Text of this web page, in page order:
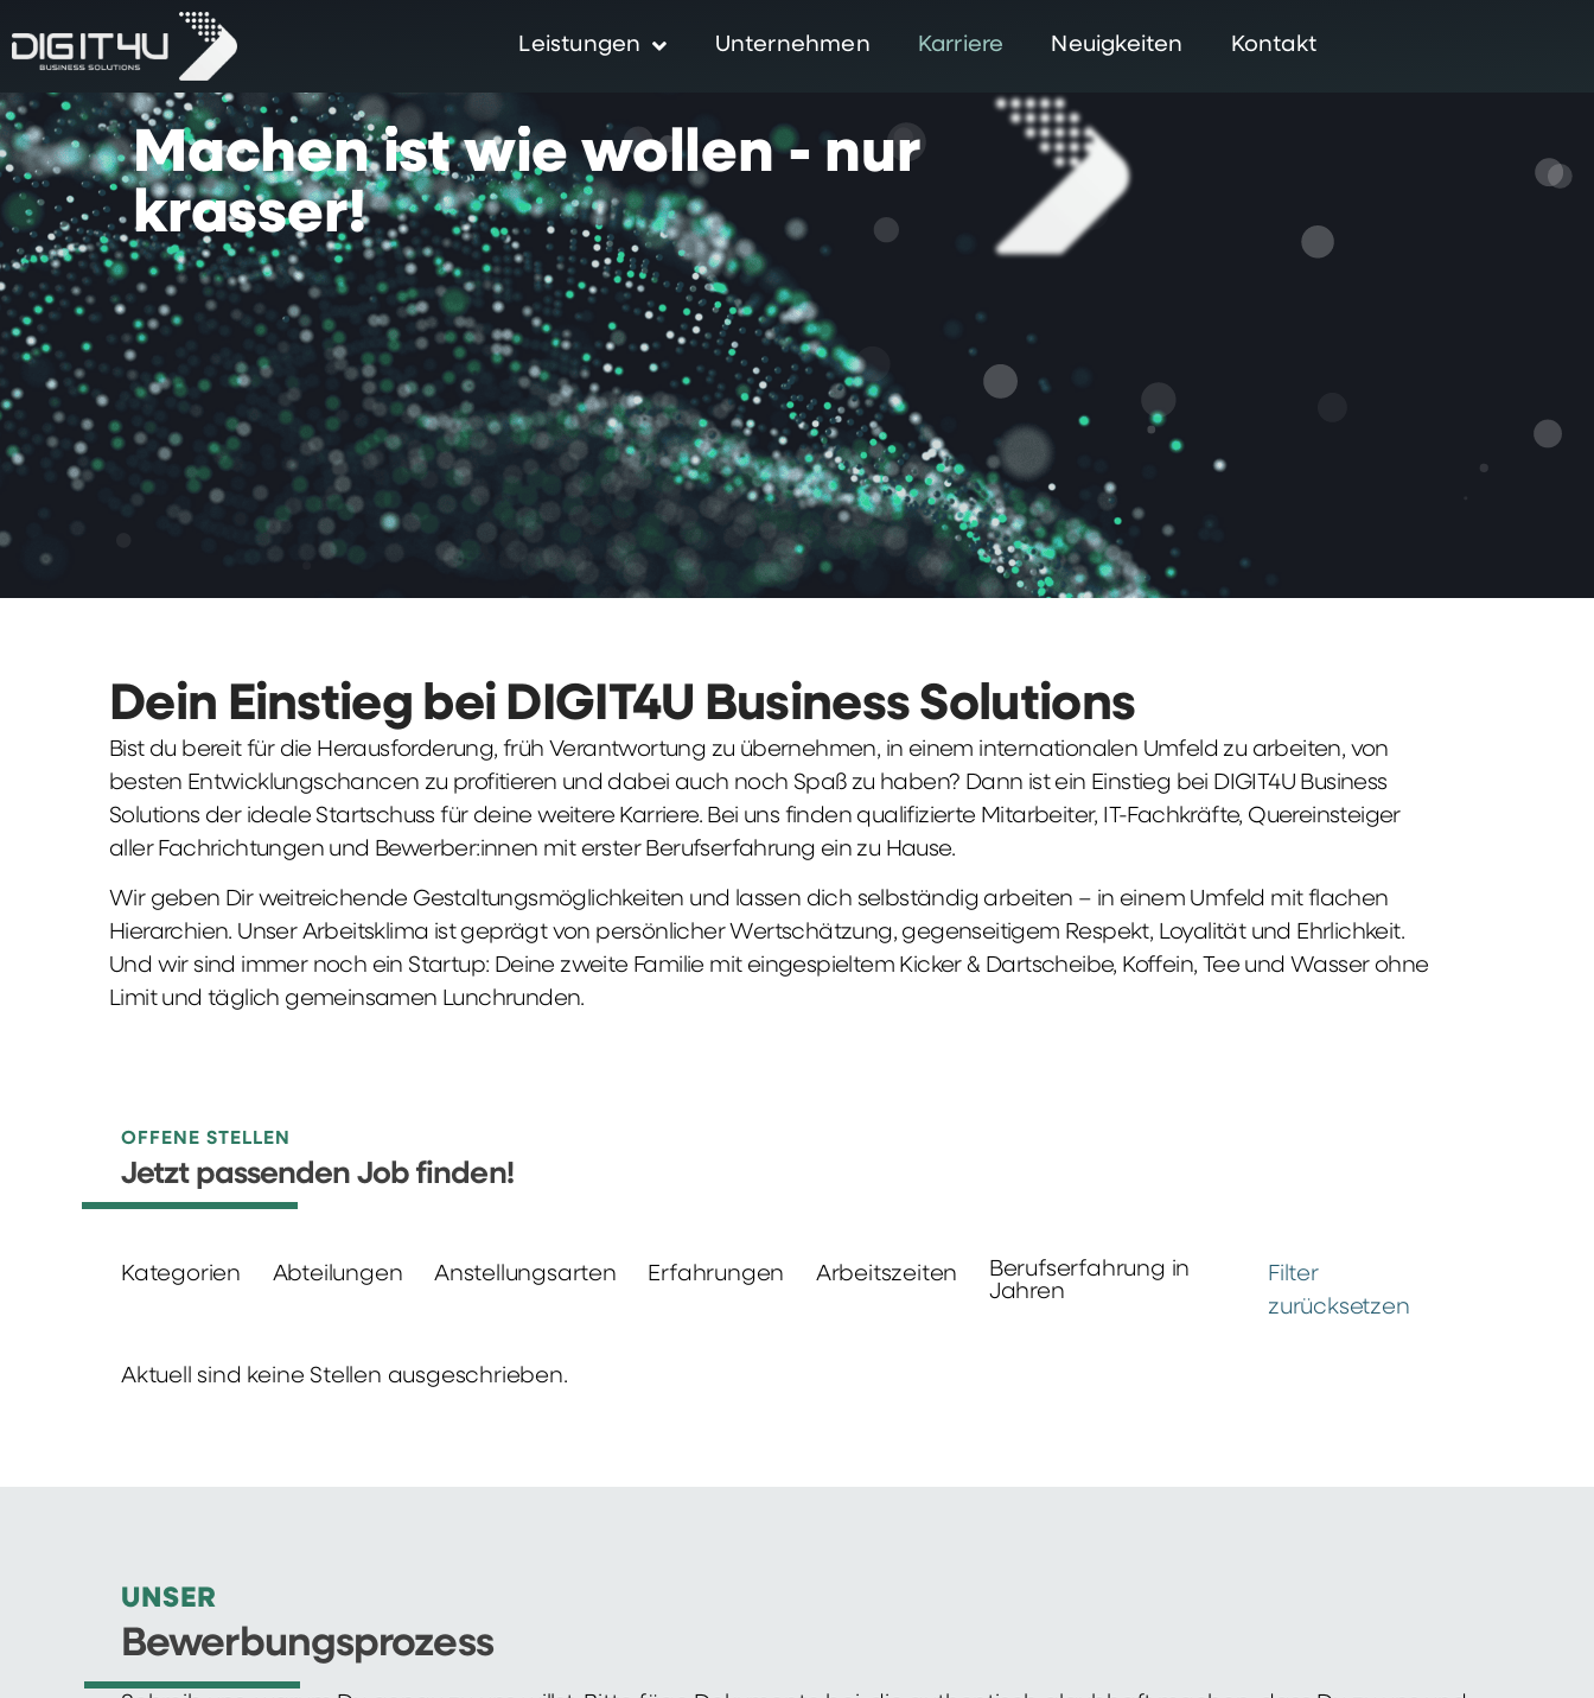
Leistungen Unternehmen Karriere Neuigkeiten Kontakt
Machen ist wie wollen - nur
krasser!
Dein Einstieg bei DIGIT4U Business Solutions
Bist du bereit für die Herausforderung, früh Verantwortung zu übernehmen, in einem internationalen Umfeld zu arbeiten, von
besten Entwicklungschancen zu profitieren und dabei auch noch Spaß zu haben? Dann ist ein Einstieg bei DIGIT4U Business
Solutions der ideale Startschuss für deine weitere Karriere. Bei uns finden qualifizierte Mitarbeiter, IT-Fachkräfte, Quereinsteiger
aller Fachrichtungen und Bewerber:innen mit erster Berufserfahrung ein zu Hause.
Wir geben Dir weitreichende Gestaltungsmöglichkeiten und lassen dich selbständig arbeiten – in einem Umfeld mit flachen
Hierarchien. Unser Arbeitsklima ist geprägt von persönlicher Wertschätzung, gegenseitigem Respekt, Loyalität und Ehrlichkeit.
Und wir sind immer noch ein Startup: Deine zweite Familie mit eingespieltem Kicker & Dartscheibe, Koffein, Tee und Wasser ohne
Limit und täglich gemeinsamen Lunchrunden.
OFFENE STELLEN
Jetzt passenden Job finden!
Kategorien Abteilungen Anstellungsarten Erfahrungen Arbeitszeiten
Berufserfahrung in
Jahren
Filter
zurücksetzen
Aktuell sind keine Stellen ausgeschrieben.
UNSER
Bewerbungsprozess